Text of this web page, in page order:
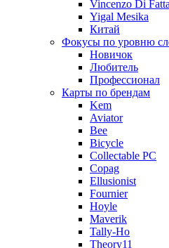
Vincenzo Di Fatta
Yigal Mesika
Китай
Фокусы по уровню
Новичок
Любитель
Профессионал
Карты по брендам
Kem
Aviator
Bee
Bicycle
Collectable PC
Copag
Ellusionist
Fournier
Hoyle
Maverik
Tally-Ho
Theory11